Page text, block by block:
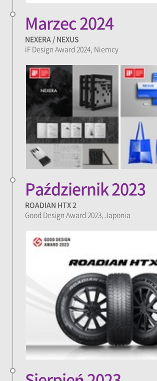
Marzec 2024
NEXERA / NEXUS
iF Design Award 2024, Niemcy
Październik 2023
ROADIAN HTX 2
Good Design Award 2023, Japonia